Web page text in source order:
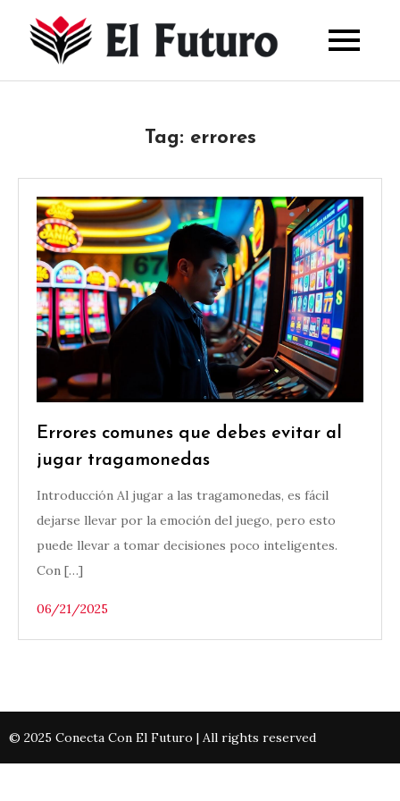
Futuro
Tag: errores
Errores comunes que debes evitar al
jugar tragamonedas
Introducción Al jugar a las tragamonedas, es fácil
dejarse llevar por la emoción del juego, pero esto
puede llevar a tomar decisiones poco inteligentes.
Con […]
06/21/2025